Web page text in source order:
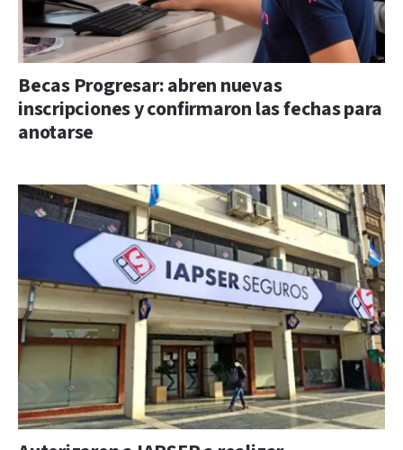
Becas Progresar: abren nuevas
inscripciones y confirmaron las fechas para
anotarse